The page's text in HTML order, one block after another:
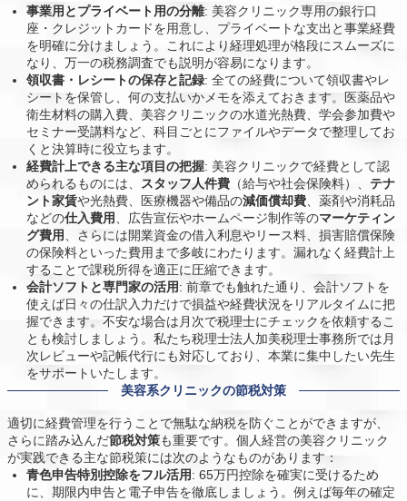
事業用とプライベート用の分離: 美容クリニック専用の銀行口
座・クレジットカードを用意し、プライベートな支出と事業経費
を明確に分けましょう。これにより経理処理が格段にスムーズに
なり、万一の税務調査でも説明が容易になります。
領収書・レシートの保存と記録: 全ての経費について領収書やレ
シートを保管し、何の支払いかメモを添えておきます。医薬品や
衛生材料の購入費、美容クリニックの水道光熱費、学会参加費や
セミナー受講料など、科目ごとにファイルやデータで整理してお
くと決算時に役立ちます。
経費計上できる主な項目の把握: 美容クリニックで経費として認
められるものには、 スタッフ人件費 （給与や社会保険料）、 テナ
ント家賃や光熱費、医療機器や備品の減価償却費、薬剤や消耗品
などの仕入費用、広告宣伝やホームページ制作等のマーケティン
グ費用、さらには開業資金の借入利息やリース料、損害賠償保険
の保険料といった費用まで多岐にわたります。漏れなく経費計上
することで課税所得を適正に圧縮できます。
会計ソフトと専門家の活用: 前章でも触れた通り、会計ソフトを
使えば日々の仕訳入力だけで損益や経費状況をリアルタイムに把
握できます。不安な場合は月次で税理士にチェックを依頼するこ
とも検討しましょう。私たち税理士法人加美税理士事務所では月
次レビューや記帳代行にも対応しており、本業に集中したい先生
をサポートいたします。
美容系クリニックの節税対策
適切に経費管理を行うことで無駄な納税を防ぐことができますが、
さらに踏み込んだ節税対策も重要です。個人経営の美容クリニック
が実践できる主な節税策には次のようなものがあります：
青色申告特別控除をフル活用: 65万円控除を確実に受けるため
に、期限内申告と電子申告を徹底しましょう。例えば毎年の確定